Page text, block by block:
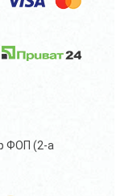
ФОП (2-а